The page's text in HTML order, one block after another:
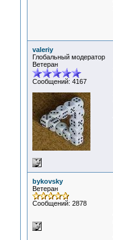
valeriy
Глобальный модератор
Ветеран
Сообщений: 4167
bykovsky
Ветеран
Сообщений: 2878